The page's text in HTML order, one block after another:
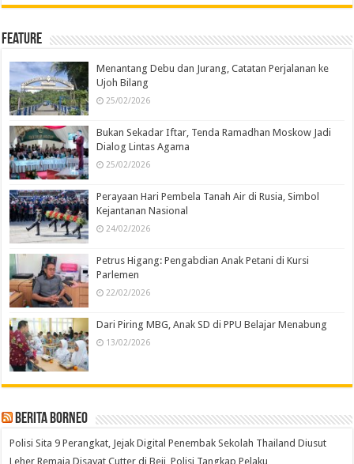
Feature
Menantang Debu dan Jurang, Catatan Perjalanan ke
Ujoh Bilang
25/02/2026
Bukan Sekadar Iftar, Tenda Ramadhan Moskow Jadi
Dialog Lintas Agama
25/02/2026
Perayaan Hari Pembela Tanah Air di Rusia, Simbol
Kejantanan Nasional
24/02/2026
Petrus Higang: Pengabdian Anak Petani di Kursi
Parlemen
22/02/2026
Dari Piring MBG, Anak SD di PPU Belajar Menabung
13/02/2026
Berita Borneo
Polisi Sita 9 Perangkat, Jejak Digital Penembak Sekolah Thailand Diusut
Leher Remaja Disayat Cutter di Beji, Polisi Tangkap Pelaku